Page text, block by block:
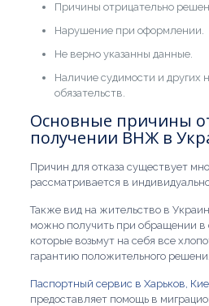
Причины отрицательно
Нарушение при оформлении.
Не верно указанны данные.
Наличие судимости и других
обязательств.
Основные причины
получении ВНЖ в
Причин для отказа существует
рассматривается в
Также вид на жительство в
можно получить при обращении в
которые возьмут на себя все
гарантию положительного
Паспортный сервис в Харьков,
предоставляет помощь в